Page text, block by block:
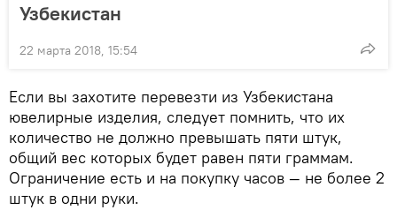
Узбекистан
22 марта 2018, 15:54
Если вы захотите перевезти из Узбекистана
ювелирные изделия, следует помнить, что их
количество не должно превышать пяти штук,
общий вес которых будет равен пяти граммам.
Ограничение есть и на покупку часов — не более 2
штук в одни руки.